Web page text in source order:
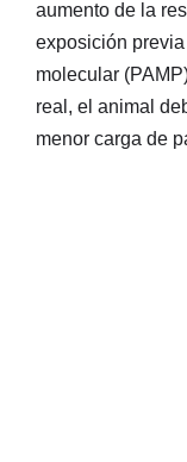
aumento de la
exposición
molecular
real, el animal
menor carga de